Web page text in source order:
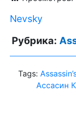
Nevsky
Рубрика:
Tags:
Aссасин